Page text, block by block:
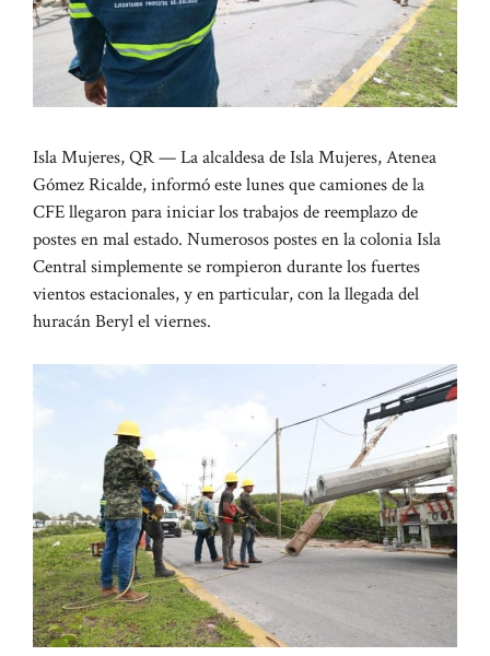
Isla Mujeres, QR — La alcaldesa de Isla Mujeres, Atenea
Gómez Ricalde, informó este lunes que camiones de la
CFE llegaron para iniciar los trabajos de reemplazo de
postes en mal estado. Numerosos postes en la colonia Isla
Central simplemente se rompieron durante los fuertes
vientos estacionales, y en particular, con la llegada del
huracán Beryl el viernes.